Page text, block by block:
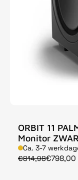
ORBIT 11
Monitor
Ca. 3-7
€814,98€798,00